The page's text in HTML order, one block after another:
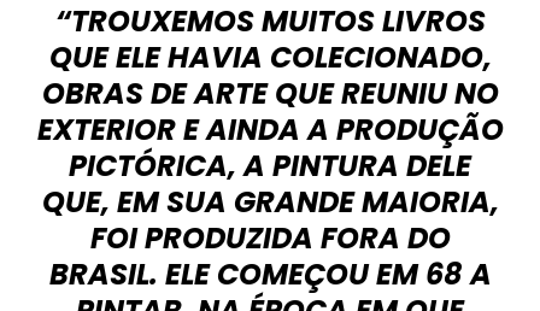
“TROUXEMOS MUITOS LIVROS
QUE ELE HAVIA COLECIONADO,
OBRAS DE ARTE QUE REUNIU NO
EXTERIOR E AINDA A PRODUÇÃO
PICTÓRICA, A PINTURA DELE
QUE, EM SUA GRANDE MAIORIA,
FOI PRODUZIDA FORA DO
BRASIL. ELE COMEÇOU EM 68 A